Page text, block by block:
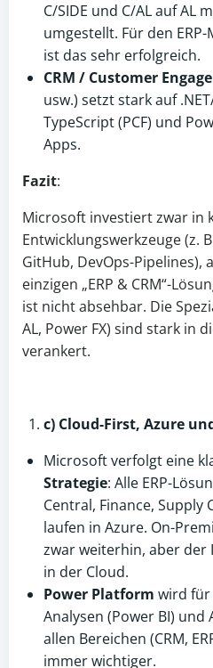
C/SIDE und C/AL auf AL
umgestellt. Für den
ist das sehr erfolgreich.
CRM / Customer
usw.) setzt stark auf
TypeScript (PCF) und
Apps.
Fazit:
Microsoft investiert zwar in
Entwicklungswerkzeuge (z.
GitHub, DevOps-Pipelines),
einzigen „ERP & CRM“-
ist nicht absehbar. Die
AL, Power FX) sind stark in
verankert.
c) Cloud-First, Azure
Microsoft verfolgt eine
Strategie: Alle ERP-
Central, Finance, Supply
laufen in Azure. On-
zwar weiterhin, aber
in der Cloud.
Power Platform wird
Analysen (Power BI) und
allen Bereichen (CRM,
immer wichtiger.